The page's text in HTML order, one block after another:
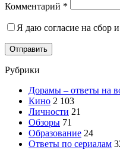
Комментарий *
Я даю согласие на сбор
Отправить
Рубрики
Дорамы – ответы на
Кино 2 103
Личности 21
Обзоры 71
Образование 24
Ответы по сериалам